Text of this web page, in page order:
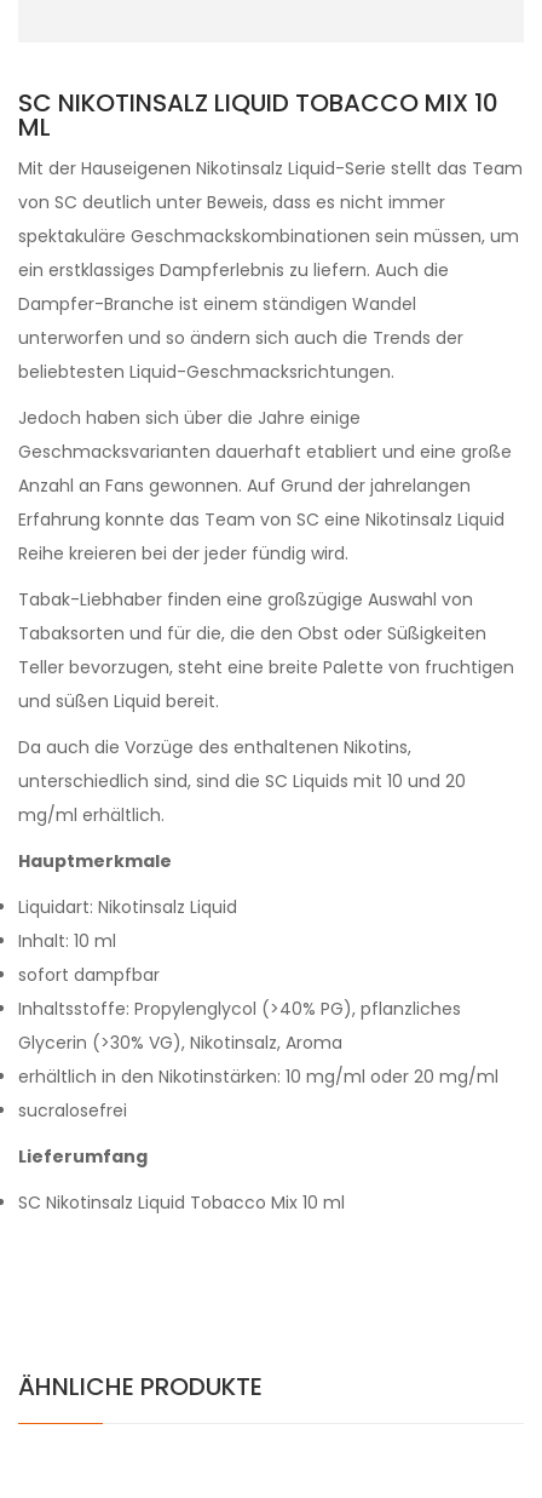
SC NIKOTINSALZ LIQUID TOBACCO MIX 10
ML
Mit der Hauseigenen Nikotinsalz Liquid-Serie stellt das Team
von SC deutlich unter Beweis, dass es nicht immer
spektakuläre Geschmackskombinationen sein müssen, um
ein erstklassiges Dampferlebnis zu liefern. Auch die
Dampfer-Branche ist einem ständigen Wandel
unterworfen und so ändern sich auch die Trends der
beliebtesten Liquid-Geschmacksrichtungen.
Jedoch haben sich über die Jahre einige
Geschmacksvarianten dauerhaft etabliert und eine große
Anzahl an Fans gewonnen. Auf Grund der jahrelangen
Erfahrung konnte das Team von SC eine Nikotinsalz Liquid
Reihe kreieren bei der jeder fündig wird.
Tabak-Liebhaber finden eine großzügige Auswahl von
Tabaksorten und für die, die den Obst oder Süßigkeiten
Teller bevorzugen, steht eine breite Palette von fruchtigen
und süßen Liquid bereit.
Da auch die Vorzüge des enthaltenen Nikotins,
unterschiedlich sind, sind die SC Liquids mit 10 und 20
mg/ml erhältlich.
Hauptmerkmale
Liquidart: Nikotinsalz Liquid
Inhalt: 10 ml
sofort dampfbar
Inhaltsstoffe: Propylenglycol (>40% PG), pflanzliches
Glycerin (>30% VG), Nikotinsalz, Aroma
erhältlich in den Nikotinstärken: 10 mg/ml oder 20 mg/ml
sucralosefrei
Lieferumfang
SC Nikotinsalz Liquid Tobacco Mix 10 ml
ÄHNLICHE PRODUKTE